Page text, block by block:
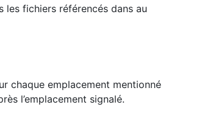
les fichiers référencés dans au
chaque emplacement mentionné
l’emplacement signalé.